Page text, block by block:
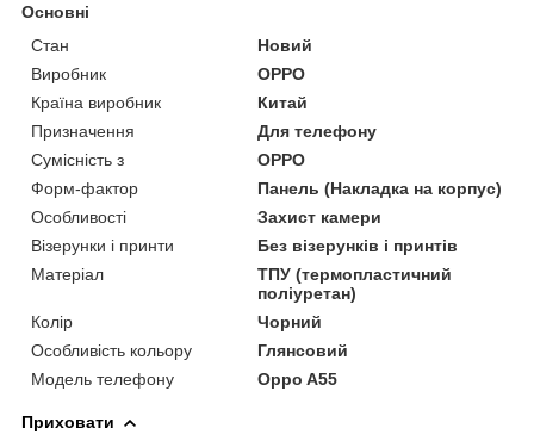
Основні
Стан
Новий
Виробник
OPPO
Країна виробник
Китай
Призначення
Для телефону
Сумісність з
OPPO
Форм-фактор
Панель (Накладка на корпус)
Особливості
Захист камери
Візерунки і принти
Без візерунків і принтів
Матеріал
ТПУ (термопластичний
поліуретан)
Колір
Чорний
Особливість кольору
Глянсовий
Модель телефону
Oppo A55
Приховати